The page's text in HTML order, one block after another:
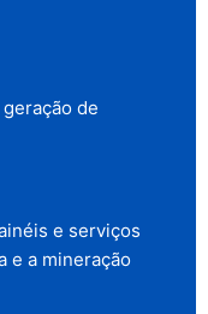
de
e serviços
e a mineração